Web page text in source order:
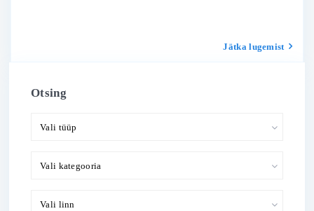
Jätka lugemist
Otsing
Vali tüüp
Vali kategooria
Vali linn